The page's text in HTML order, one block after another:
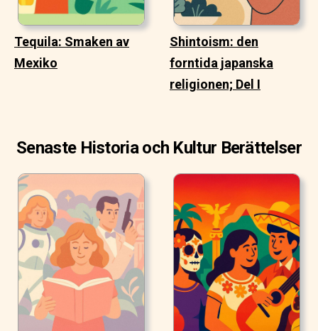
Tequila: Smaken av
Mexiko
Shintoism: den
forntida japanska
religionen; Del I
Senaste Historia och Kultur Berättelser